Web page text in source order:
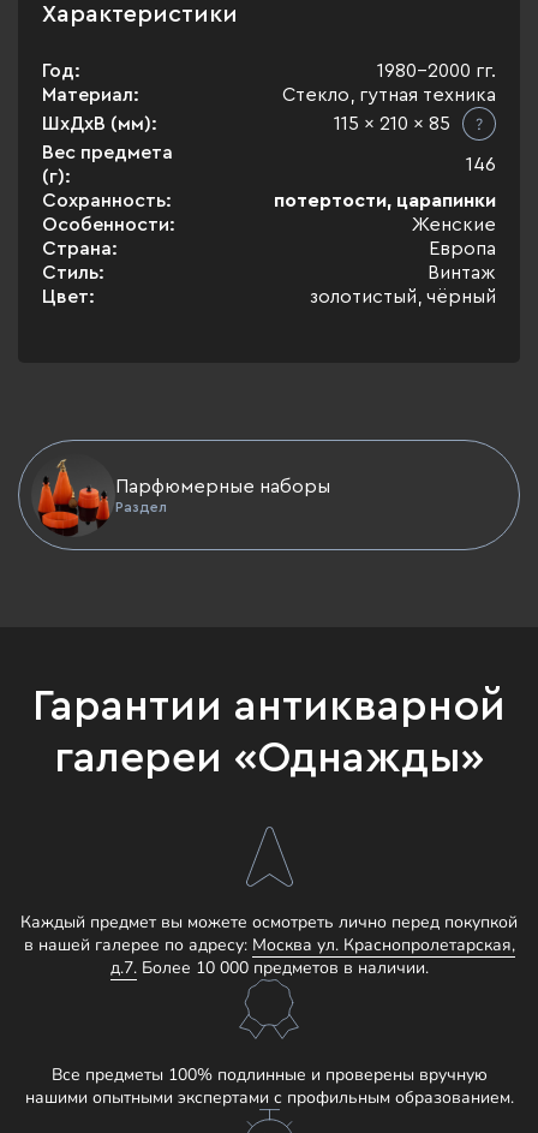
Характеристики
Год:
1980-2000 гг.
Материал:
Стекло, гутная техника
ШхДхВ (мм):
115 x 210 x 85
Вес предмета
(г):
146
Сохранность:
потертости, царапинки
Особенности:
Женские
Страна:
Европа
Стиль:
Винтаж
Цвет:
золотистый, чёрный
Парфюмерные наборы
Раздел
Гарантии антикварной
галереи «Однажды»
Каждый предмет вы можете осмотреть лично перед покупкой
в нашей галерее по адресу: Москва ул. Краснопролетарская,
д.7.Более 10 000 предметов в наличии.
Все предметы 100% подлинные и проверены вручную
нашими опытными экспертами с профильным образованием.